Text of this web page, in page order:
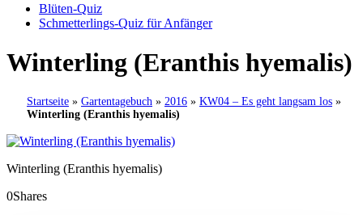
Blüten-Quiz
Schmetterlings-Quiz für Anfänger
Winterling (Eranthis hyemalis)
Startseite » Gartentagebuch » 2016 » KW04 – Es geht langsam los »
Winterling (Eranthis hyemalis)
Winterling (Eranthis hyemalis)
0Shares